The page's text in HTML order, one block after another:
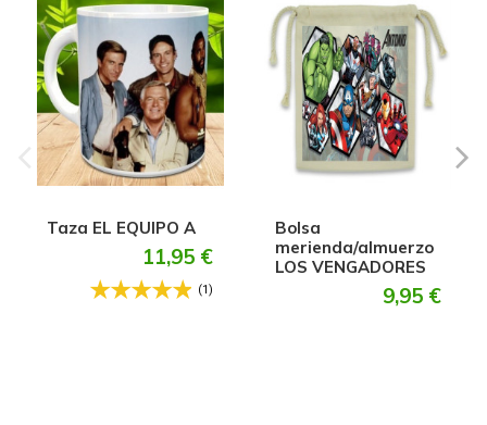
Taza EL EQUIPO A
11,95 €
(1)
Bolsa
merienda/almuerzo
LOS VENGADORES
9,95 €